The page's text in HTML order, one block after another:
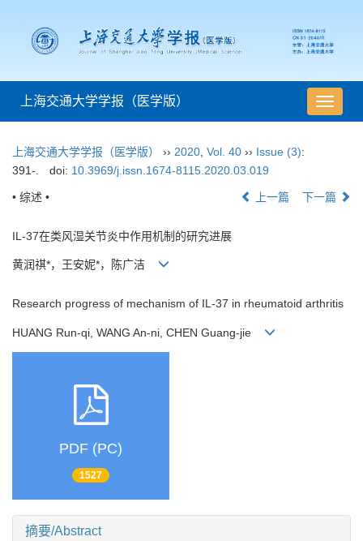
导
航
上海交通大学学报（医学版）
上海交通大学学报（医学版） ›› 2020 Vol. 40 ›› Issue (3):
391-.
doi: 10.3969/j.issn.1674-8115.2020.03.019
• 综述 • 上一篇 下一篇
IL-37在类风湿关节炎中作用机制的研究进展
黄润祺*，王安妮*，陈广洁
Research progress of mechanism of IL-37 in rheumatoid arthritis
HUANG Run-qi, WANG An-ni, CHEN Guang-jie
PDF (PC)
1527
摘要/Abstract